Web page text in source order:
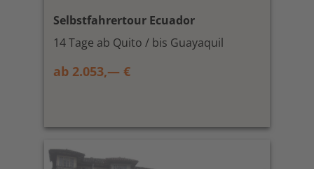
Selbstfahrertour Ecuador
14 Tage ab Quito / bis Guayaquil
ab 2.053,— €